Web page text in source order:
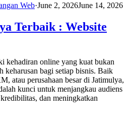
Web·June 2, 2026June 14, 2026
Terbaik : Website
kehadiran online yang kuat bukan
keharusan bagi setiap bisnis. Baik
atau perusahaan besar di Jatimulya,
kunci untuk menjangkau audiens
dan meningkatkan